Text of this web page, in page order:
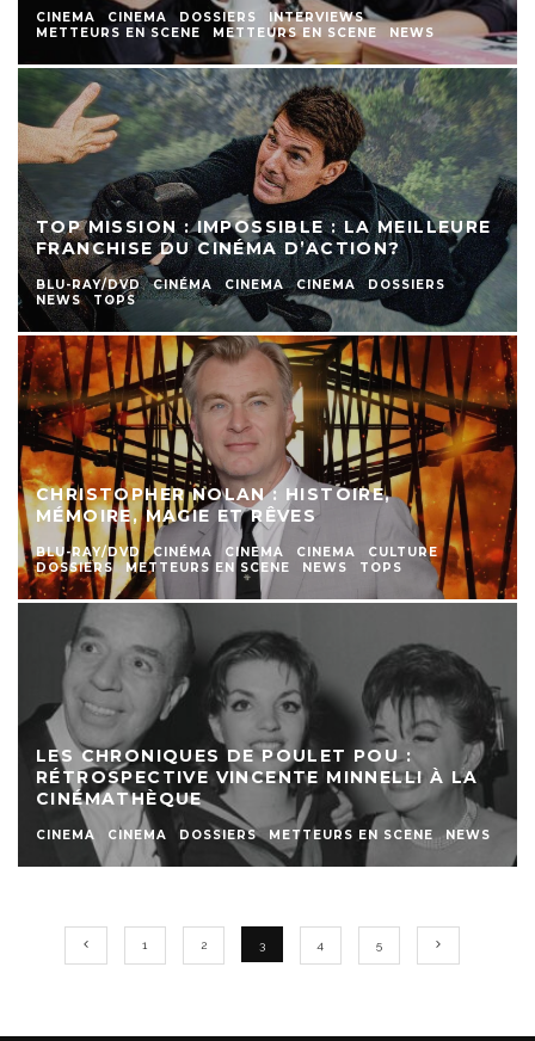
CINEMA CINEMA DOSSIERS
INTERVIEWS
METTEURS EN SCENE
METTEURS EN SCENE NEWS
TOP MISSION : IMPOSSIBLE : LA MEILLEURE
FRANCHISE DU CINÉMA D’ACTION?
BLU-RAY/DVD CINÉMA CINEMA CINEMA
DOSSIERS
NEWS
TOPS
CHRISTOPHER NOLAN : HISTOIRE,
MÉMOIRE, MAGIE ET RÊVES
BLU-RAY/DVD CINÉMA CINEMA CINEMA
CULTURE
DOSSIERS
METTEURS EN SCENE NEWS TOPS
LES CHRONIQUES DE POULET POU :
RÉTROSPECTIVE VINCENTE MINNELLI À LA
CINÉMATHÈQUE
CINEMA CINEMA DOSSIERS METTEURS EN SCENE NEWS
1 2 3 4 5